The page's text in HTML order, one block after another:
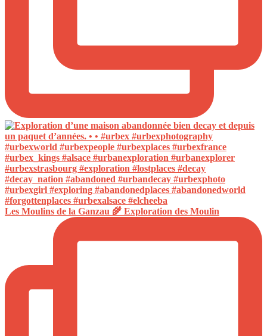
Les Moulins de la Ganzau 🌾 Exploration des Moulin